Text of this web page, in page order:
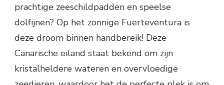
prachtige zeeschildpadden en speelse
dolfijnen? Op het zonnige Fuerteventura is
deze droom binnen handbereik! Deze
Canarische eiland staat bekend om zijn
kristalheldere wateren en overvloedige